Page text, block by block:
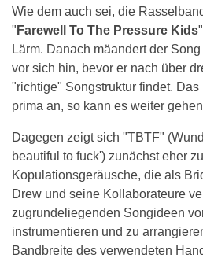
Wie dem auch sei, die
" Farewell To The Pressure Kids
Lärm. Danach mäandert der
vor sich hin, bevor er nach über
"richtige" Songstruktur findet.
prima an, so kann es weiter
Dagegen zeigt sich "TBTF"
beautiful to fuck') zunächst eher
Kopulationsgeräusche, die als
Drew und seine Kollaborateure
zugrundeliegenden Songideen
instrumentieren und zu
Bandbreite des verwendeten